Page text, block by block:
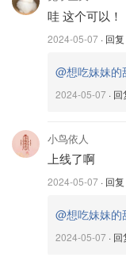
图片来
哇 这个可以！
2024-05-07 · 回复
@想吃妹妹的
2024-05-07 · 回
小鸟依人
上线了啊
2024-05-07 · 回复
@想吃妹妹的
2024-05-07 · 回